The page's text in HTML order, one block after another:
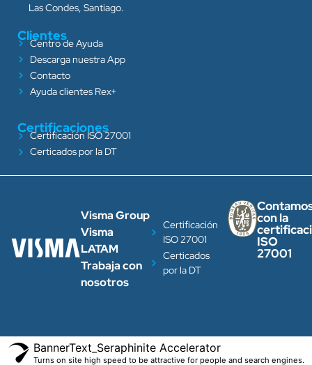
Las Condes, Santiago.
Clientes
Centro de Ayuda
Descarga nuestra App
Contacto
Ayuda clientes Rex+
Certificaciones
Certificación ISO 27001
Certicados por la DT
Visma Group
Visma
LATAM
Trabaja con
nosotros
Certificación
ISO 27001
Certicados
por la DT
con la
ISO
27001
BannerText_Seraphinite Accelerator
Turns on site high speed to be attractive for people and search engines.